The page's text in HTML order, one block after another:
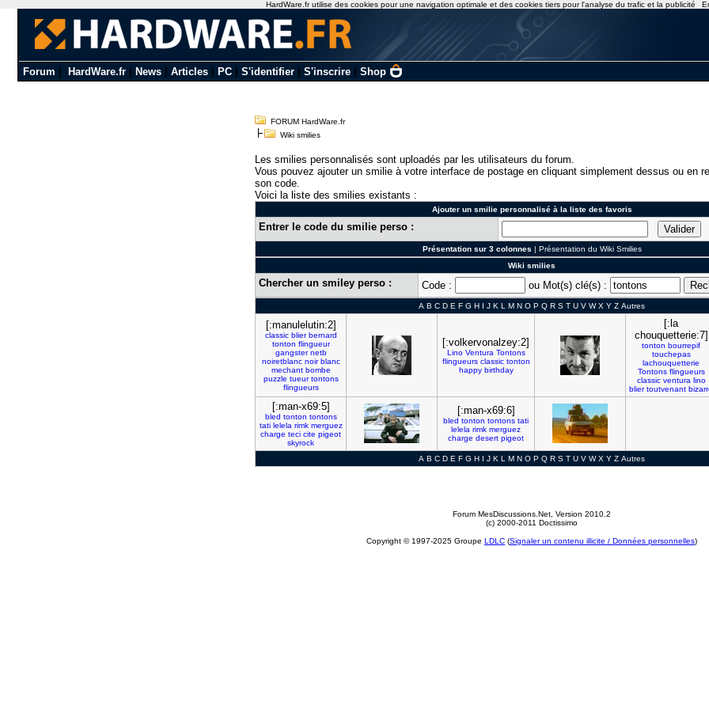
Forum HardWare.fr| News| Articles| PC| S'identifier| S'inscrire| Shop
FORUM HardWare.fr
Wiki smilies
Les smilies personnalisés sont uploadés par les utilisateurs du forum.
Vous pouvez ajouter un smilie à votre interface de postage en cliquant simplement dessus ou en
son code.
Voici la liste des smilies existants :
Ajouter un smilie personnalisé à la liste des favoris
Entrer le code du smilie perso :
Présentation sur 3 colonnes | Présentation du Wiki Smilies
Wiki smilies
Chercher un smiley perso : Code : ou Mot(s) clé(s) :
A B C D E F G H I J K L M N O P Q R S T U V W X Y Z Autres
[:manulelutin:2]
classic blier bernard
tonton flingueur
gangster netb
noiretblanc noir blanc
mechant bombe
puzzle tueur tontons
flingueurs
[:volkervonalzey:2]
Lino Ventura Tontons
flingueurs classic tonton
happy birthday
[:la
chouquetterie:7]
tonton bourrepif
touchepas
lachouquetterie
Tontons flingueurs
classic ventura lino
blier toutvenant
[:man-x69:5]
bled tonton tontons
tati lelela rimk merguez
charge teci cite pigeot
skyrock
[:man-x69:6]
bled tonton tontons tati
lelela rimk merguez
charge desert pigeot
A B C D E F G H I J K L M N O P Q R S T U V W X Y Z Autres
Forum MesDiscussions.Net , Version 2010.2
(c) 2000-2011 Doctissimo
Copyright © 1997-2025 Groupe LDLC (Signaler un contenu illicite / Données personnelles)
HardWare.fr utilise des cookies pour une navigation optimale et des cookies tiers pour l'analyse du trafic et la publicité